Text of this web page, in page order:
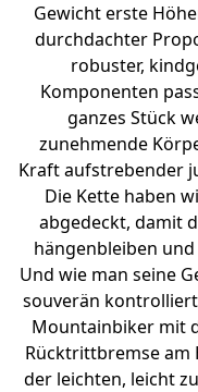
Gewicht erste
durchdachter
robuster,
Komponenten
ganzes Stück
zunehmende
Kraft aufstrebender
Die Kette haben
abgedeckt, damit
hängenbleiben
Und wie man seine
souverän
Mountainbiker mit
Rücktrittbremse am
der leichten, leicht